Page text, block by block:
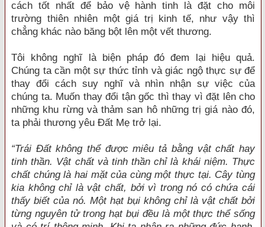
cách tốt nhất để bảo vệ hành tinh là đặt cho môi
trường thiên nhiên một giá trị kinh tế, như vậy thì
chẳng khác nào băng bột lên một vết thương.
Tôi không nghĩ là biện pháp đó đem lại hiệu quả.
Chúng ta cần một sự thức tỉnh và giác ngộ thực sự để
thay đổi cách suy nghĩ và nhìn nhận sự việc của
chúng ta. Muốn thay đổi tận gốc thì thay vì đặt lên cho
những khu rừng và thảm san hô những trị giá nào đó,
ta phải thương yêu Đất Mẹ trở lại.
“Trái Đất không thể được miêu tả bằng vật chất hay
tinh thần. Vật chất và tinh thần chỉ là khái niệm. Thực
chất chúng là hai mặt của cùng một thực tại. Cây tùng
kia không chỉ là vật chất, bởi vì trong nó có chứa cái
thấy biết của nó. Một hạt bụi không chỉ là vật chất bởi
từng nguyên tử trong hạt bụi đều là một thực thể sống